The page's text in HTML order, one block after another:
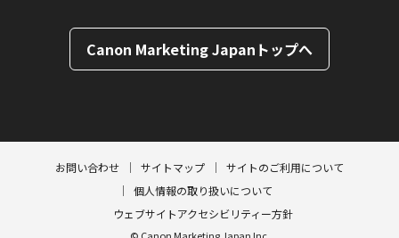
Canon Marketing Japanトップへ
お問い合わせ サイトマップ
サイトのご利用について
個人情報の取り扱いについて
ウェブサイトアクセシビリティー方針